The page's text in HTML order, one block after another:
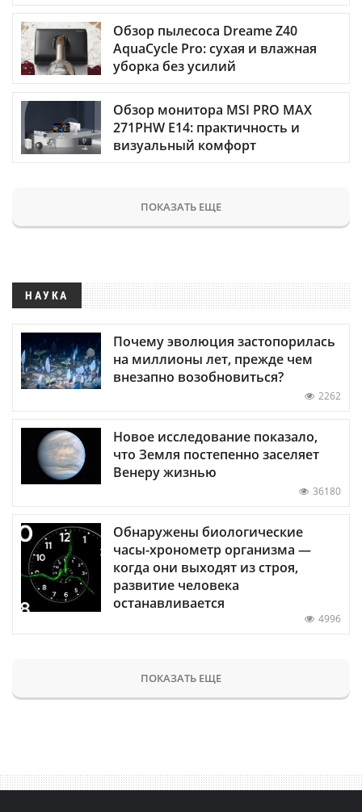
Обзор пылесоса Dreame Z40
AquaCycle Pro: сухая и влажная
уборка без усилий
Обзор монитора MSI PRO MAX
271PHW E14: практичность и
визуальный комфорт
ПОКАЗАТЬ ЕЩЕ
НАУКА
Почему эволюция застопорилась
на миллионы лет, прежде чем
внезапно возобновиться?
2262
Новое исследование показало,
что Земля постепенно заселяет
Венеру жизнью
36180
Обнаружены биологические
часы-хронометр организма —
когда они выходят из строя,
развитие человека
останавливается
4996
ПОКАЗАТЬ ЕЩЕ